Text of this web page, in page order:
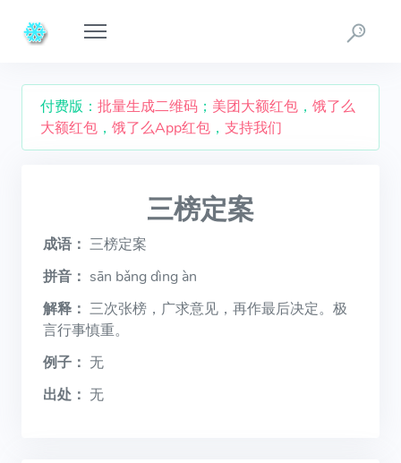
付费版： 批量生成二维码 ； 美团大额红包 ， 饿了么
大额红包 ， 饿了么App红包 ， 支持我们
三榜定案
成语： 三榜定案
拼音： sān bǎng dìng àn
解释： 三次张榜，广求意见，再作最后决定。极
言行事慎重。
例子： 无
出处： 无